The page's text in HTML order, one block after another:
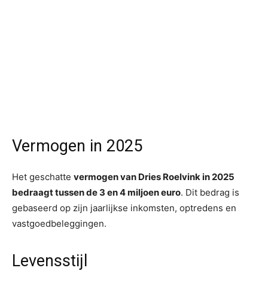
Vermogen in 2025
Het geschatte vermogen van Dries Roelvink in 2025
bedraagt tussen de 3 en 4 miljoen euro. Dit bedrag is
gebaseerd op zijn jaarlijkse inkomsten, optredens en
vastgoedbeleggingen.
Levensstijl